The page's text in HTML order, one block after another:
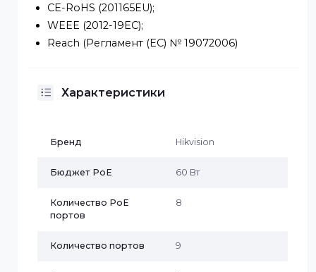
3-2: 2019, EN 61000-3-3: 2013+A1: 2019, EN
50130-4: 2011+A1: 2014, EN 55035: 2017+A11:
Безопасность UL (UL 60950-1), CB
Химия
WEEE (2012-19ЕС);